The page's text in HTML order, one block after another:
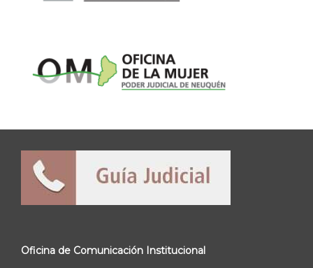
Oficina de Comunicación Institucional